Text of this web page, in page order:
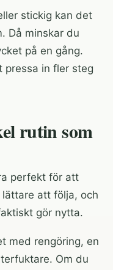
stickig kan det
Då minskar du
på en gång.
pressa in fler steg
rutin som
perfekt för att
att följa, och
gör nytta.
med rengöring, en
Om du